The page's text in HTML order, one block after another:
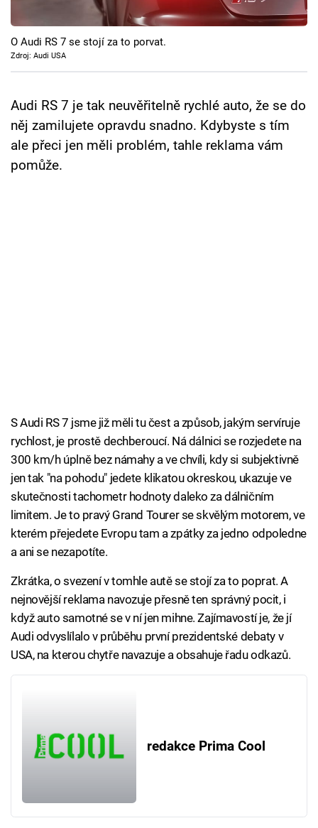
Pořady
Sledujte prima+
Přihlášení
O Audi RS 7 se stojí za to porvat.
Zdroj: Audi USA
Audi RS 7 je tak neuvěřitelně rychlé auto, že se do
něj zamilujete opravdu snadno. Kdybyste s tím
ale přeci jen měli problém, tahle reklama vám
pomůže.
S Audi RS 7 jsme již měli tu čest a způsob, jakým servíruje
rychlost, je prostě dechberoucí. Ná dálnici se rozjedete na
300 km/h úplně bez námahy a ve chvíli, kdy si subjektivně
jen tak "na pohodu" jedete klikatou okreskou, ukazuje ve
skutečnosti tachometr hodnoty daleko za dálničním
limitem. Je to pravý Grand Tourer se skvělým motorem, ve
kterém přejedete Evropu tam a zpátky za jedno odpoledne
a ani se nezapotíte.
Zkrátka, o svezení v tomhle autě se stojí za to poprat. A
nejnovější reklama navozuje přesně ten správný pocit, i
když auto samotné se v ní jen mihne. Zajímavostí je, že jí
Audi odvyslílalo v průběhu první prezidentské debaty v
USA, na kterou chytře navazuje a obsahuje řadu odkazů.
redakce Prima Cool